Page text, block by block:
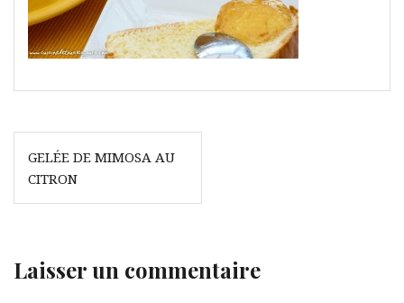
Navigation
de
l’article
GELÉE DE MIMOSA AU
CITRON
Laisser un commentaire